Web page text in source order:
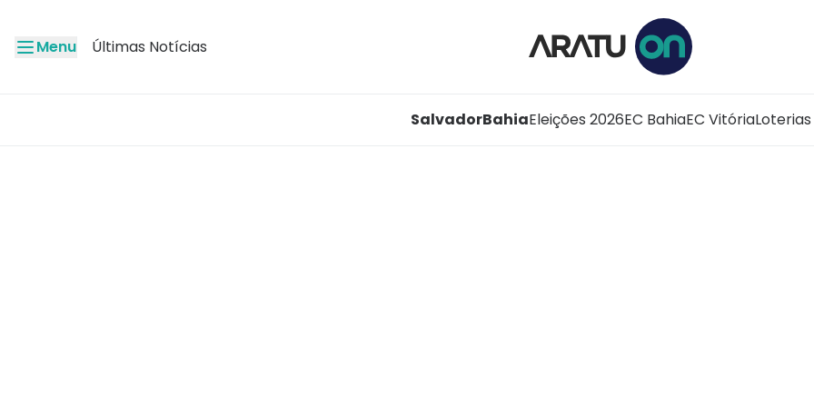
Menu Últimas Notícias
SalvadorBahiaEleições 2026EC BahiaEC VitóriaLoterias